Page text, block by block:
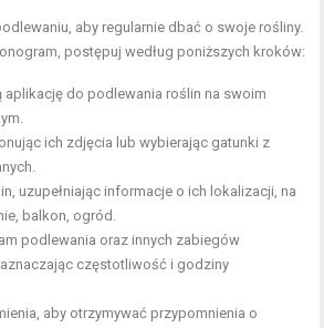
aby regularnie dbać o swoje rośliny.
postępuj według poniższych kroków:
aplikację do podlewania roślin na swoim
ich zdjęcia lub wybierając gatunki z
uzupełniając informacje o ich lokalizacji, na
balkon, ogród.
podlewania oraz innych zabiegów
częstotliwość i godziny
aby otrzymywać przypomnienia o